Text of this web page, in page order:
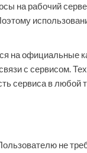
на рабочий
на официальные
с сервисом.
сервиса в любой
не